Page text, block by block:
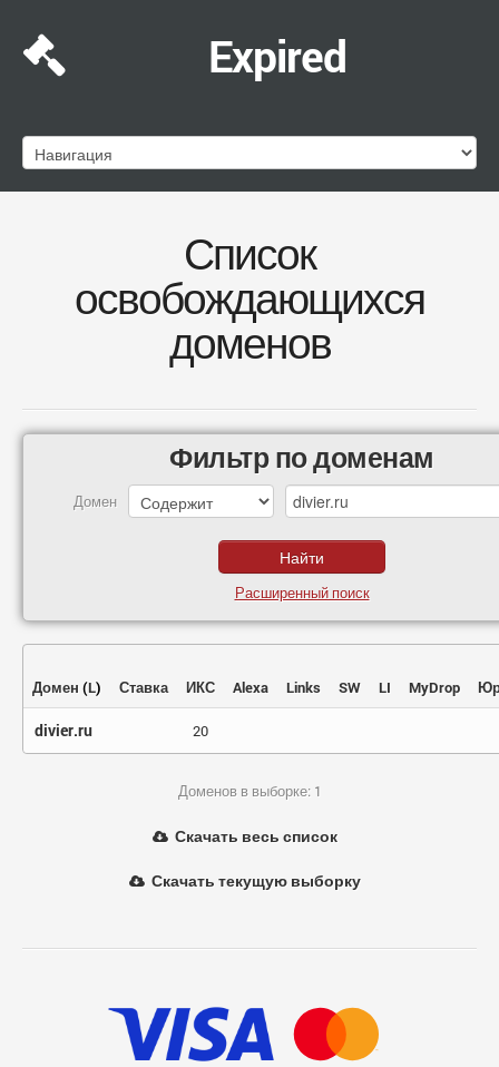
Expired
Список
освобождающихся
доменов
Фильтр по доменам
Домен
Расширенный поиск
Домен (L) Ставка ИКС Alexa Links SW LI MyDrop
divier.ru 20
Доменов в выборке: 1
Скачать весь список
Скачать текущую выборку